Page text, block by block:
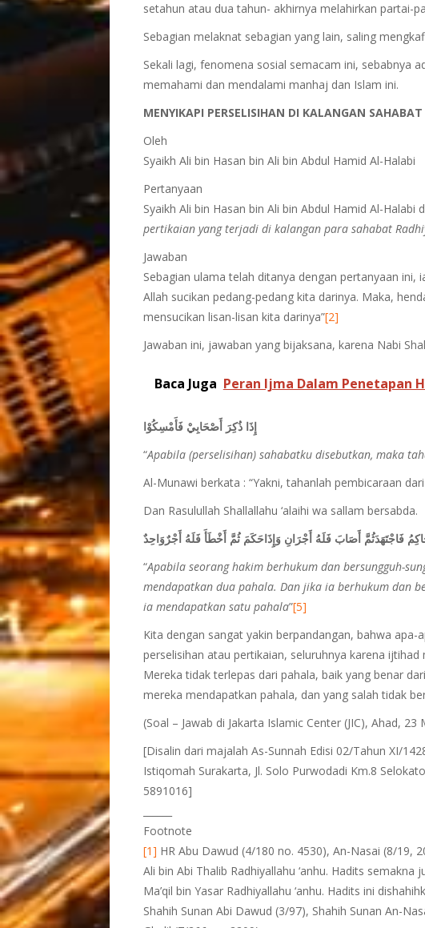
setahun atau dua tahun- akhirnya melahirkan partai-
Sebagian melaknat sebagian yang lain, saling
Sekali lagi, fenomena sosial semacam ini, sebabnya
memahami dan mendalami manhaj dan Islam ini.
MENYIKAPI PERSELISIHAN DI KALANGAN
Oleh
Syaikh Ali bin Hasan bin Ali bin Abdul Hamid Al-Halabi
Pertanyaan
Syaikh Ali bin Hasan bin Ali bin Abdul Hamid Al-Halabi
pertikaian yang terjadi di kalangan para sahabat
Jawaban
Sebagian ulama telah ditanya dengan pertanyaan ini,
Allah sucikan pedang-pedang kita darinya. Maka,
mensucikan lisan-lisan kita darinya”[2]
Jawaban ini, jawaban yang bijaksana, karena Nabi
Baca Juga Peran Ijma Dalam Penetapan
إِذَا ذُكِرَ أَصْحَابِيْ فَأَمْسِكُوْا
“Apabila (perselisihan) sahabatku disebutkan, maka
Al-Munawi berkata : “Yakni, tahanlah pembicaraan
Dan Rasulullah Shallallahu ‘alaihi wa sallam bersabda.
فَاجْتَهَدَثُمَّ أَصَابَ فَلَهُ أَجْرَانِ وَإِذَاحَكَمَ ثُمَّ أَخْطَأَ فَلَهُ أَجْرٌوَاحِدٌ
“Apabila seorang hakim berhukum dan bersungguh-
mendapatkan dua pahala. Dan jika ia berhukum dan
ia mendapatkan satu pahala”[5]
Kita dengan sangat yakin berpandangan, bahwa
perselisihan atau pertikaian, seluruhnya karena
Mereka tidak terlepas dari pahala, baik yang benar
mereka mendapatkan pahala, dan yang salah tidak
(Soal – Jawab di Jakarta Islamic Center (JIC), Ahad,
[Disalin dari majalah As-Sunnah Edisi 02/Tahun XI/
Istiqomah Surakarta, Jl. Solo Purwodadi Km.8
5891016]
Footnote
[1] HR Abu Dawud (4/180 no. 4530), An-Nasai (8/19,
Ali bin Abi Thalib Radhiyallahu ‘anhu. Hadits
Ma’qil bin Yasar Radhiyallahu ‘anhu. Hadits ini
Shahih Sunan Abi Dawud (3/97), Shahih Sunan An-